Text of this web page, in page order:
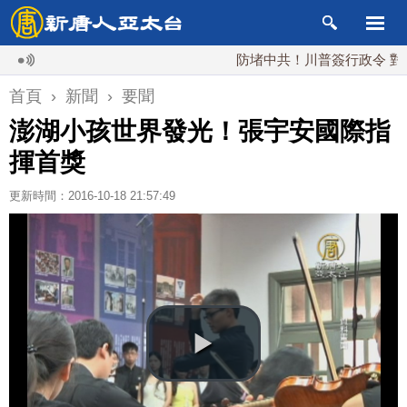
防堵中共！川普簽行政令 對多晶
首頁 › 新聞 › 要聞
澎湖小孩世界發光！張宇安國際指
揮首獎
更新時間：2016-10-18 21:57:49